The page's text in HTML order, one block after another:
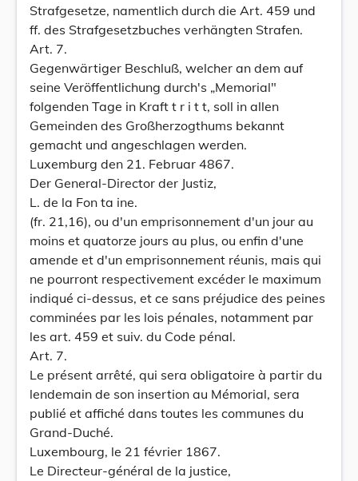
Strafgesetze, namentlich durch die Art. 459 und
ff. des Strafgesetzbuches verhängten Strafen.
Art. 7.
Gegenwärtiger Beschluß, welcher an dem auf
seine Veröffentlichung durch's „Memorial"
folgenden Tage in Kraft t r i t t, soll in allen
Gemeinden des Großherzogthums bekannt
gemacht und angeschlagen werden.
Luxemburg den 21. Februar 4867.
Der General-Director der Justiz,
L. de la Fon ta ine.
(fr. 21,16), ou d'un emprisonnement d'un jour au
moins et quatorze jours au plus, ou enfin d'une
amende et d'un emprisonnement réunis, mais qui
ne pourront respectivement excéder le maximum
indiqué ci-dessus, et ce sans préjudice des peines
comminées par les lois pénales, notamment par
les art. 459 et suiv. du Code pénal.
Art. 7.
Le présent arrêté, qui sera obligatoire à partir du
lendemain de son insertion au Mémorial, sera
publié et affiché dans toutes les communes du
Grand-Duché.
Luxembourg, le 21 février 1867.
Le Directeur-général de la justice,